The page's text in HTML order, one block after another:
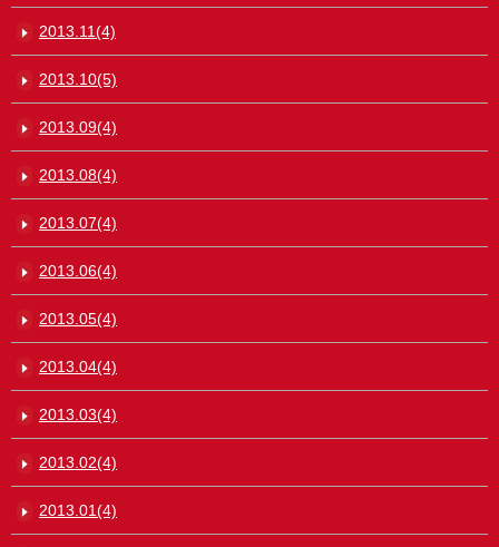
2013.11(4)
2013.10(5)
2013.09(4)
2013.08(4)
2013.07(4)
2013.06(4)
2013.05(4)
2013.04(4)
2013.03(4)
2013.02(4)
2013.01(4)